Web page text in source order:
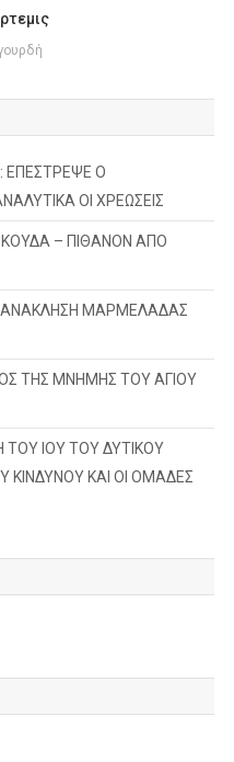
ΕΠΕΣΤΡΕΨΕ Ο
ΟΙ ΧΡΕΩΣΕΙΣ
– ΠΙΘΑΝΟΝ ΑΠΟ
ΑΝΑΚΛΗΣΗ ΜΑΡΜΕΛΑΔΑΣ
ΤΗΣ ΜΝΗΜΗΣ ΤΟΥ ΑΓΙΟΥ
ΙΟΥ ΤΟΥ ΔΥΤΙΚΟΥ
ΚΙΝΔΥΝΟΥ ΚΑΙ ΟΙ ΟΜΑΔΕΣ